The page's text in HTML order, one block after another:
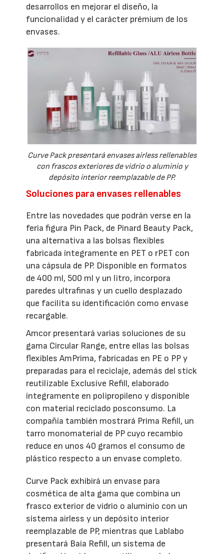
desarrollos en mejorar el diseño, la
funcionalidad y el carácter prémium de los
envases.
Curve Pack presentará envases airless rellenables
con frascos exteriores de vidrio o aluminio y
depósito interior reemplazable de PP.
Soluciones para envases rellenables
Entre las novedades que podrán verse en la
feria figura Pin Pack, de Pinard Beauty Pack,
una alternativa a las bolsas flexibles
fabricada íntegramente en PET o rPET con
una cápsula de PP. Disponible en formatos
de 400 ml, 500 ml y un litro, incorpora
paredes ultrafinas y un cuello desplazado
que facilita su identificación como envase
recargable.
Amcor presentará varias soluciones de su
gama Circular Range, entre ellas las bolsas
flexibles AmPrima, fabricadas en PE o PP y
preparadas para el reciclaje, además del stick
reutilizable Exclusive Refill, elaborado
íntegramente en polipropileno y disponible
con material reciclado posconsumo. La
compañía también mostrará Prima Refill, un
tarro monomaterial de PP cuyo recambio
reduce en unos 40 gramos el consumo de
plástico respecto a un envase completo.
Curve Pack exhibirá un envase para
cosmética de alta gama que combina un
frasco exterior de vidrio o aluminio con un
sistema airless y un depósito interior
reemplazable de PP, mientras que Lablabo
presentará Baia Refill, un sistema de